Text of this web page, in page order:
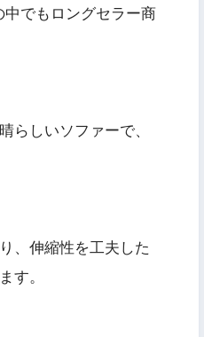
でもロングセラー商
らしいソファーで、
、伸縮性を工夫した
す。